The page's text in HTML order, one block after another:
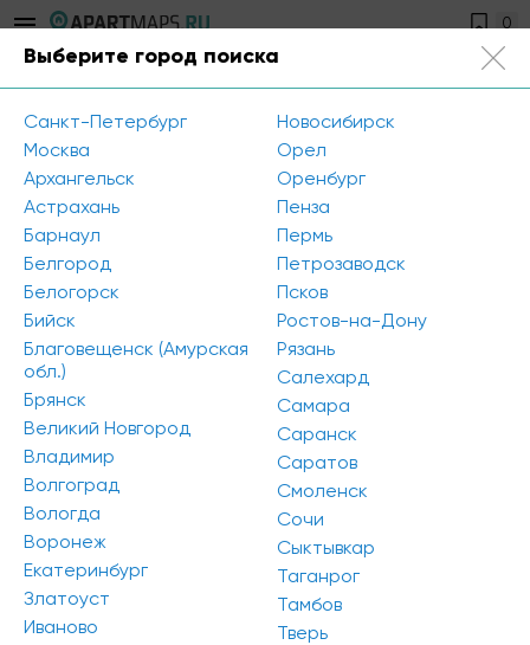
0
Главная/
ОК Salut от ГК «ТИС» (Тюмень)
Жители Тюмени проявили высокий
интерес к апартаментам ОК Salut от
ГК «ТИС» (Тюмень)
Выберите город поиска
Санкт-Петербург
Москва
Архангельск
Астрахань
Барнаул
Белгород
Белогорск
Бийск
Благовещенск (Амурская
обл.)
Брянск
Великий Новгород
Владимир
Волгоград
Вологда
Воронеж
Екатеринбург
Златоуст
Иваново
Новосибирск
Орел
Оренбург
Пенза
Пермь
Петрозаводск
Псков
Ростов-на-Дону
Рязань
Салехард
Самара
Саранск
Саратов
Смоленск
Сочи
Сыктывкар
Таганрог
Тамбов
Тверь